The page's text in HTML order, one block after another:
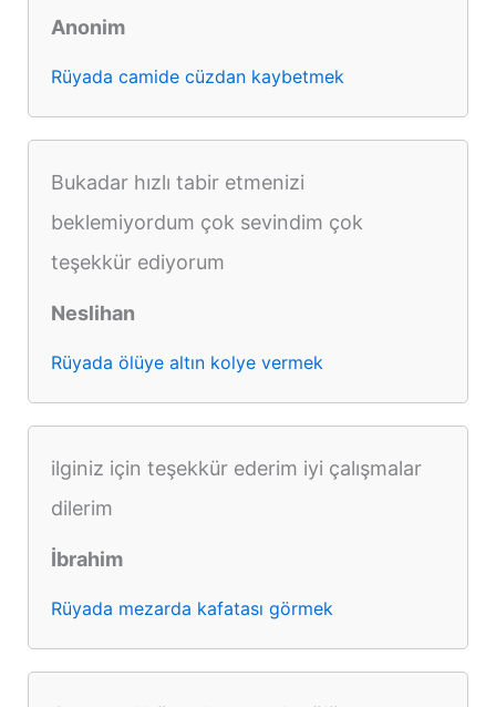
Anonim
Rüyada camide cüzdan kaybetmek
Bukadar hızlı tabir etmenizi
beklemiyordum çok sevindim çok
teşekkür ediyorum
Neslihan
Rüyada ölüye altın kolye vermek
ilginiz için teşekkür ederim iyi çalışmalar
dilerim
İbrahim
Rüyada mezarda kafatası görmek